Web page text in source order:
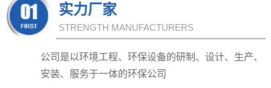
实力厂家
STRENGTH MANUFACTURERS
公司是以环境工程、环保设备的研制、设计、生产、
安装、服务于一体的环保公司